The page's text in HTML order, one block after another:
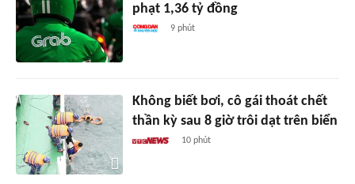
phạt 1,36 tỷ đồng
9 phút
Không biết bơi, cô gái thoát chết
thần kỳ sau 8 giờ trôi dạt trên biển
10 phút